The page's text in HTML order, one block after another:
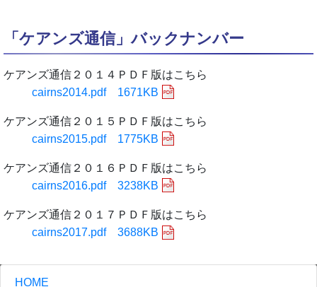
「ケアンズ通信」バックナンバー
ケアンズ通信２０１４ＰＤＦ版はこちら
cairns2014.pdf 1671KB
ケアンズ通信２０１５ＰＤＦ版はこちら
cairns2015.pdf 1775KB
ケアンズ通信２０１６ＰＤＦ版はこちら
cairns2016.pdf 3238KB
ケアンズ通信２０１７ＰＤＦ版はこちら
cairns2017.pdf 3688KB
HOME